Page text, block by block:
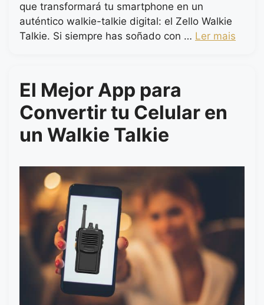
que transformará tu smartphone en un
auténtico walkie-talkie digital: el Zello Walkie
Talkie. Si siempre has soñado con … Ler mais
El Mejor App para
Convertir tu Celular en
un Walkie Talkie